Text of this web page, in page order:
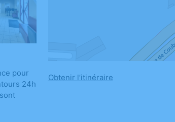
pour
24h
Obtenir l’itinéraire